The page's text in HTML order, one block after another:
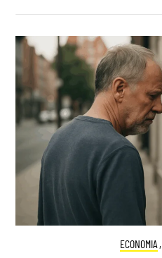
ECONOMIA ,